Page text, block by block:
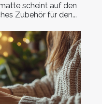
scheint auf den
Zubehör für den...